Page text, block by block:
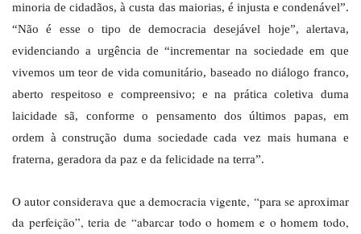
minoria de cidadãos, à custa das maiorias, é injusta e condenável”.
“Não é esse o tipo de democracia desejável hoje”, alertava,
evidenciando a urgência de “incrementar na sociedade em que
vivemos um teor de vida comunitário, baseado no diálogo franco,
aberto respeitoso e compreensivo; e na prática coletiva duma
laicidade sã, conforme o pensamento dos últimos papas, em
ordem à construção duma sociedade cada vez mais humana e
fraterna, geradora da paz e da felicidade na terra”.
O autor considerava que a democracia vigente, “para se aproximar
da perfeição”, teria de “abarcar todo o homem e o homem todo,